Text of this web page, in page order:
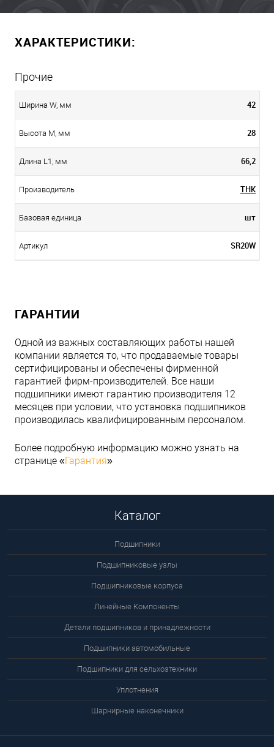
ХАРАКТЕРИСТИКИ:
Прочие
Ширина W, мм 42
Высота M, мм 28
Длина L1, мм 66,2
Производитель THK
Базовая единица шт
Артикул SR20W
ГАРАНТИИ
Одной из важных составляющих работы нашей
компании является то, что продаваемые товары
сертифицированы и обеспечены фирменной
гарантией фирм-производителей. Все наши
подшипники имеют гарантию производителя 12
месяцев при условии, что установка подшипников
производилась квалифицированным персоналом.
Более подробную информацию можно узнать на
странице «Гарантия»
Каталог
Подшипники
Подшипниковые узлы
Подшипниковые корпуса
Линейные Компоненты
Детали подшипников и принадлежности
Подшипники автомобильные
Подшипники для сельхозтехники
Уплотнения
Шарнирные наконечники